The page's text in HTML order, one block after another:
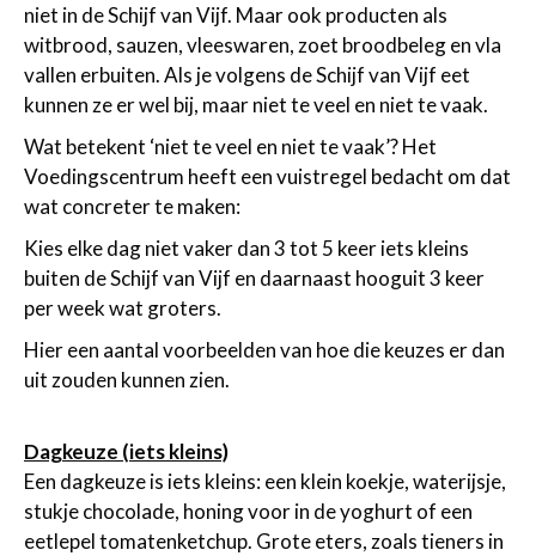
niet in de Schijf van Vijf. Maar ook producten als
witbrood, sauzen, vleeswaren, zoet broodbeleg en vla
vallen erbuiten. Als je volgens de Schijf van Vijf eet
kunnen ze er wel bij, maar niet te veel en niet te vaak.
Wat betekent ‘niet te veel en niet te vaak’? Het
Voedingscentrum heeft een vuistregel bedacht om dat
wat concreter te maken:
Kies elke dag niet vaker dan 3 tot 5 keer iets kleins
buiten de Schijf van Vijf en daarnaast hooguit 3 keer
per week wat groters.
Hier een aantal voorbeelden van hoe die keuzes er dan
uit zouden kunnen zien.
Dagkeuze (iets kleins)
Een dagkeuze is iets kleins: een klein koekje, waterijsje,
stukje chocolade, honing voor in de yoghurt of een
eetlepel tomatenketchup. Grote eters, zoals tieners in